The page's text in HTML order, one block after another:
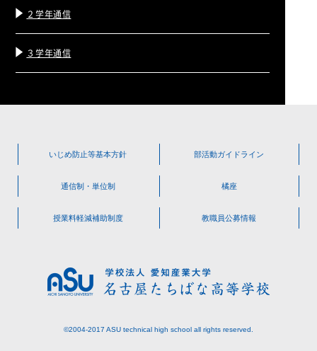
２学年通信
３学年通信
いじめ防止等基本方針 部活動ガイドライン
通信制・単位制 橘座
授業料軽減補助制度 教職員公募情報
©2004-2017 ASU technical high school all rights reserved.